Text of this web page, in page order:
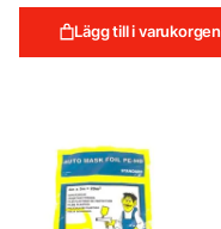
Lägg till i varukorgen